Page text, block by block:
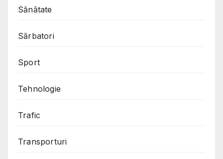
Sănătate
Sărbatori
Sport
Tehnologie
Trafic
Transporturi